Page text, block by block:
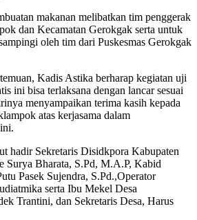
makanan melibatkan tim penggerak
dan Kecamatan Gerokgak serta untuk
oleh tim dari Puskesmas Gerokgak
Kadis Astika berharap kegiatan uji
ini bisa terlaksana dengan lancar sesuai
menyampaikan terima kasih kepada
atas kerjasama dalam
hadir Sekretaris Disidkpora Kabupaten
Surya Bharata, S.Pd, M.A.P, Kabid
Pasek Sujendra, S.Pd.,Operator
serta Ibu Mekel Desa
Trantini, dan Sekretaris Desa, Harus